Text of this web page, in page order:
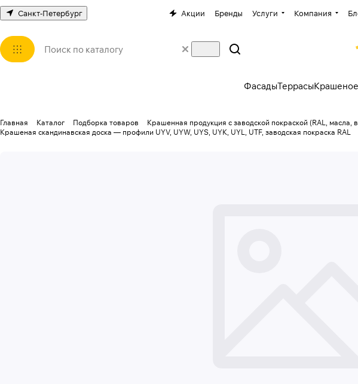
Санкт-Петербург Акции Бренды Услуги Компания
ФасадыТеррасыКрашеное
Главная Каталог Подборка товаров Крашенная продукция с заводской покраской (RAL, масла,
Крашеная скандинавская доска — профили UYV, UYW, UYS, UYK, UYL, UTF, заводская покраска RAL